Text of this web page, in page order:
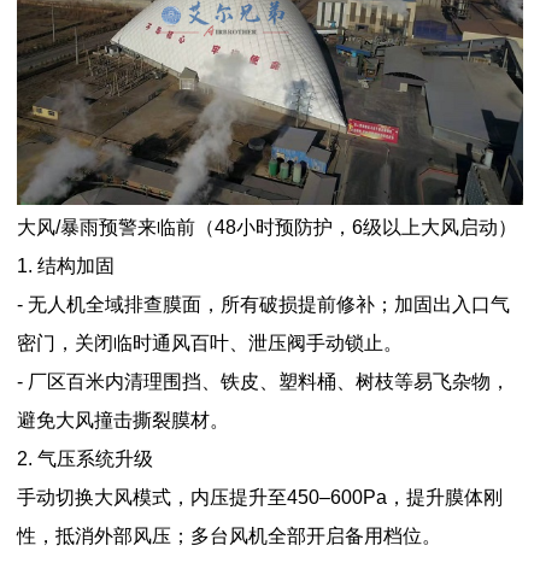
大风/暴雨预警来临前（48小时预防护，6级以上大风启动）
1. 结构加固
- 无人机全域排查膜面，所有破损提前修补；加固出入口气
密门，关闭临时通风百叶、泄压阀手动锁止。
- 厂区百米内清理围挡、铁皮、塑料桶、树枝等易飞杂物，
避免大风撞击撕裂膜材。
2. 气压系统升级
手动切换大风模式，内压提升至450–600Pa，提升膜体刚
性，抵消外部风压；多台风机全部开启备用档位。